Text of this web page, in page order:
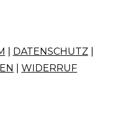
DATENSCHUTZ
WIDERRUF